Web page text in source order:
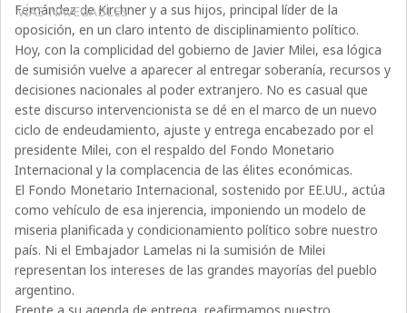
VÍAS NAVEGABLES
Fernández de Kirchner y a sus hijos, principal líder de la
oposición, en un claro intento de disciplinamiento político.
Hoy, con la complicidad del gobierno de Javier Milei, esa lógica
de sumisión vuelve a aparecer al entregar soberanía, recursos y
decisiones nacionales al poder extranjero. No es casual que
este discurso intervencionista se dé en el marco de un nuevo
ciclo de endeudamiento, ajuste y entrega encabezado por el
presidente Milei, con el respaldo del Fondo Monetario
Internacional y la complacencia de las élites económicas.
El Fondo Monetario Internacional, sostenido por EE.UU., actúa
como vehículo de esa injerencia, imponiendo un modelo de
miseria planificada y condicionamiento político sobre nuestro
país. Ni el Embajador Lamelas ni la sumisión de Milei
representan los intereses de las grandes mayorías del pueblo
argentino.